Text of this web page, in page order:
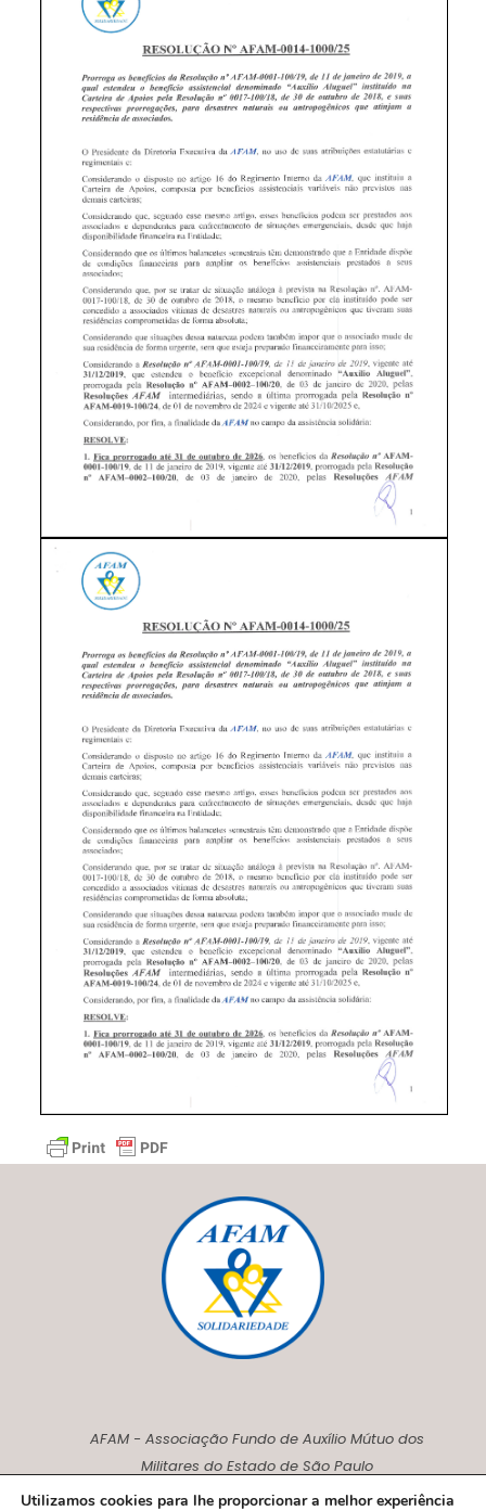
AFAM - Associação Fundo de Auxílio Mútuo dos
Militares do Estado de São Paulo
CNPJ00.230.675/0001-27
Utilizamos cookies para lhe proporcionar a melhor experiência